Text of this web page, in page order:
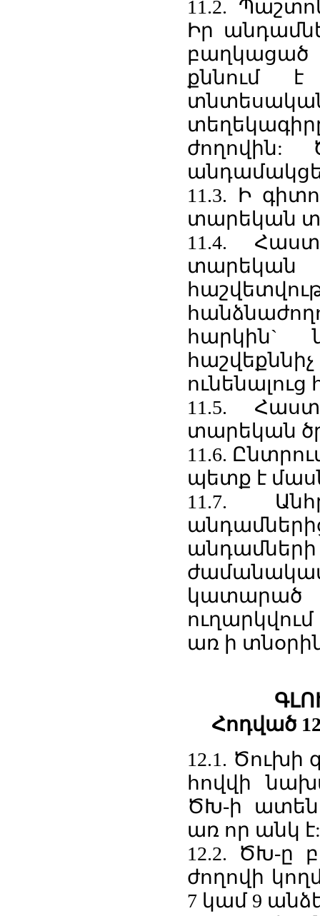
11.2.
Իր
բաղկացած
քննում
11.3. Ի
տարեկան
11.4.
հարկին`
ունենալուց
11.5.
տարեկան
11.6.
պետք է
11.7.
կատարած
առ ի
Հոդված
12.1.
հովվի
ԾԽ-ի
առ որ անկ
12.2. ԾԽ-ը
ժողովի
7 կամ 9